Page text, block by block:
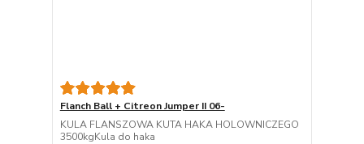
Flanch Ball + Citreon Jumper II 06-
KULA FLANSZOWA KUTA HAKA HOLOWNICZEGO
3500kgKula do haka